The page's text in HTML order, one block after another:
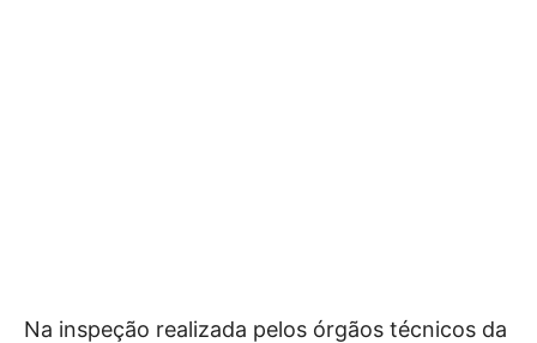
Na inspeção realizada pelos órgãos técnicos da